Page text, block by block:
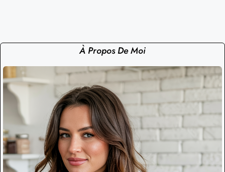
À Propos De Moi